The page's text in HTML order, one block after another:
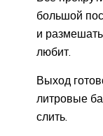
большой
и
любит.
Выход
литровые
слить.